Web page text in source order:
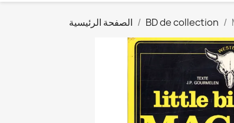
الصفحة الرئيسية BD de collection